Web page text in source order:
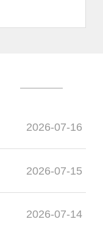
2026-07-16
2026-07-15
2026-07-14